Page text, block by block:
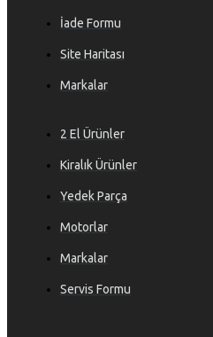
İade Formu
Site Haritası
Markalar
2 El Ürünler
Kiralık Ürünler
Yedek Parça
Motorlar
Markalar
Servis Formu